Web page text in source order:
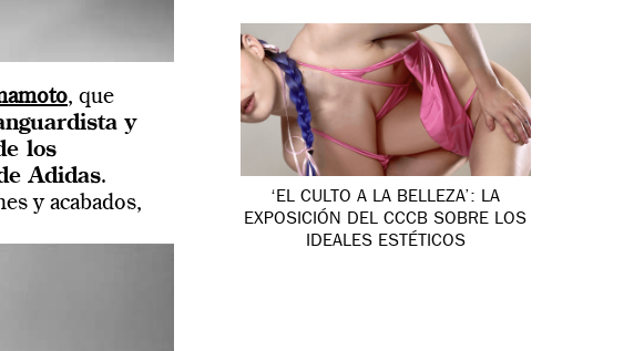
, que
y
los
Adidas.
y acabados,
‘EL CULTO A LA BELLEZA’: LA
EXPOSICIÓN DEL CCCB SOBRE LOS
IDEALES ESTÉTICOS